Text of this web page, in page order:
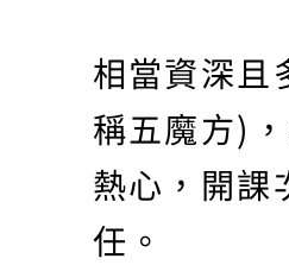
相當資深
稱五魔方)
熱心，開課
任。